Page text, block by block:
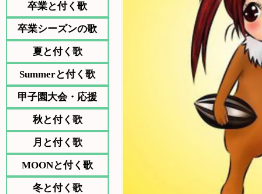
卒業と付く歌
卒業シーズンの歌
夏と付く歌
Summerと付く歌
甲子園大会・応援
秋と付く歌
月と付く歌
MOONと付く歌
冬と付く歌